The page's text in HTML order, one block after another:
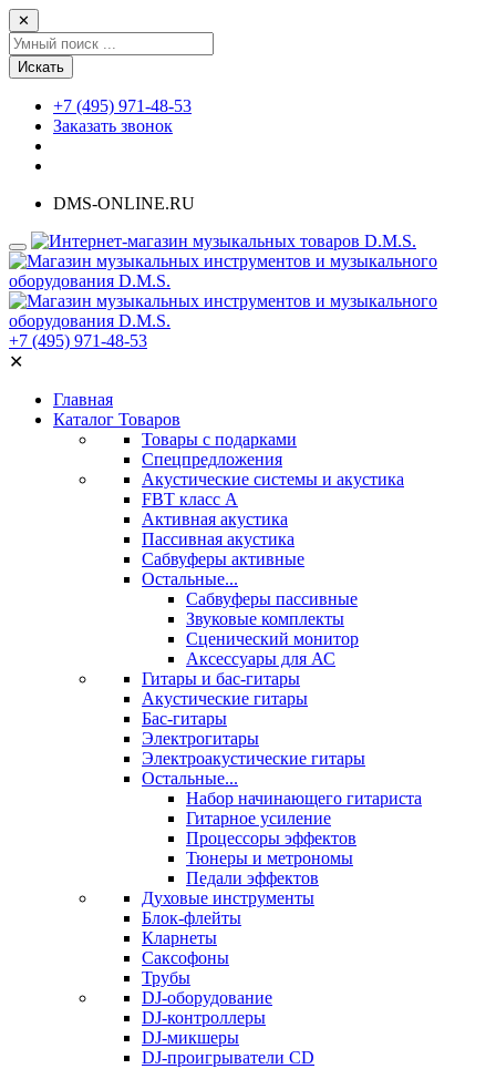
✕
Искать
+7 (495) 971-48-53
Заказать звонок
DMS-ONLINE.RU
+7 (495) 971-48-53
✕
Главная
Каталог Товаров
Товары с подарками
Спецпредложения
Акустические системы и акустика
FBT класс А
Активная акустика
Пассивная акустика
Сабвуферы активные
Остальные...
Сабвуферы пассивные
Звуковые комплекты
Сценический монитор
Аксессуары для АС
Гитары и бас-гитары
Акустические гитары
Бас-гитары
Электрогитары
Электроакустические гитары
Остальные...
Набор начинающего гитариста
Гитарное усиление
Процессоры эффектов
Тюнеры и метрономы
Педали эффектов
Духовые инструменты
Блок-флейты
Кларнеты
Саксофоны
Трубы
DJ-оборудование
DJ-контроллеры
DJ-микшеры
DJ-проигрыватели CD